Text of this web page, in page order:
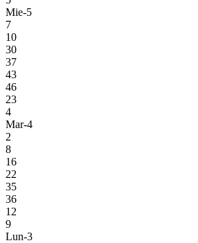
Mie-5
7
10
30
37
43
46
23
4
Mar-4
2
8
16
22
35
36
12
9
Lun-3